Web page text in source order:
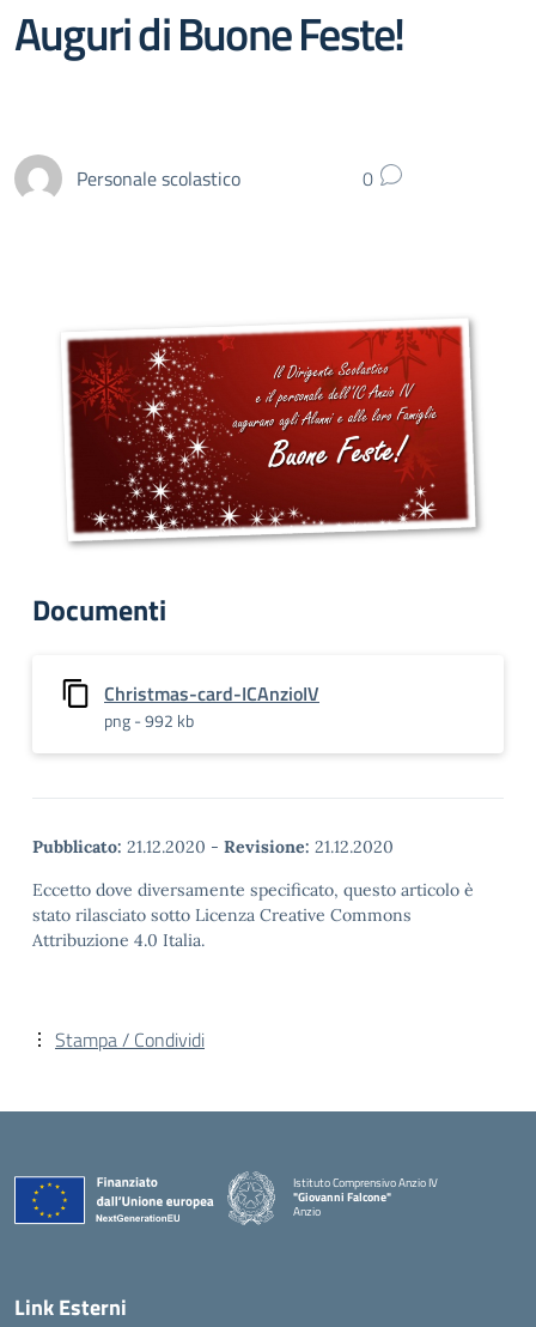
Auguri di Buone Feste!
Personale scolastico 0
Documenti
Christmas-card-ICAnzioIV
png - 992 kb
Pubblicato: 21.12.2020 - Revisione: 21.12.2020
Eccetto dove diversamente specificato, questo articolo è
stato rilasciato sotto Licenza Creative Commons
Attribuzione 4.0 Italia.
Stampa / Condividi
Istituto Comprensivo Anzio IV
"Giovanni Falcone"
Anzio
Link Esterni